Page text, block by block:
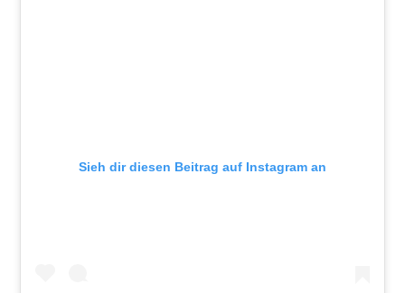
Sieh dir diesen Beitrag auf Instagram an